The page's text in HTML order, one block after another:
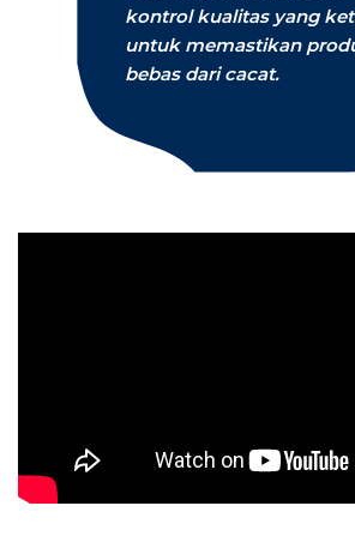
kontrol kualitas yang
untuk memastikan
bebas dari cacat.